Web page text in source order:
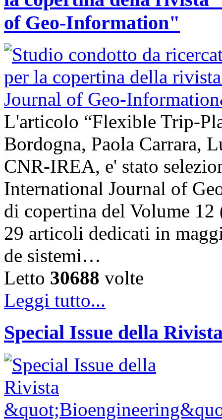
of Geo-Information"
L'articolo “Flexible Trip-
Bordogna, Paola Carrara,
CNR-IREA, e' stato
International Journal of
di copertina del Volume
29 articoli dedicati in
de sistemi…
Letto 30688 volte
Leggi tutto...
Special Issue della